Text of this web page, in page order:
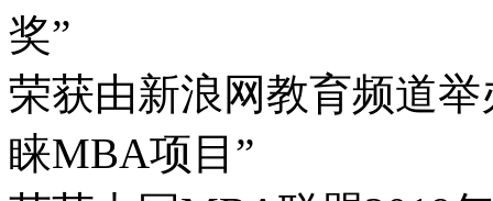
奖”
荣获由新浪网教育频道
睐MBA项目”